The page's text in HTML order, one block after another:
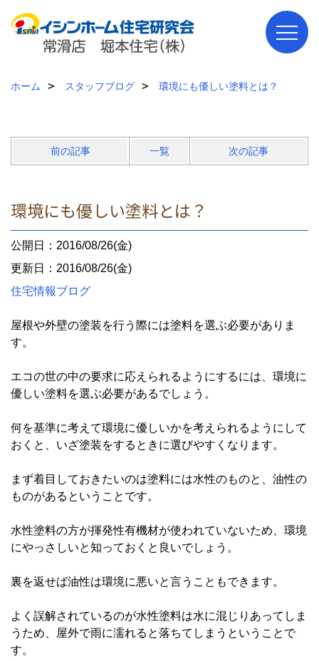
ホーム スタッフブログ 環境にも優しい塗料とは？
前の記事 一覧 次の記事
環境にも優しい塗料とは？
公開日：2016/08/26(金)
更新日：2016/08/26(金)
住宅情報ブログ
屋根や外壁の塗装を行う際には塗料を選ぶ必要がありま
す。
エコの世の中の要求に応えられるようにするには、環境に
優しい塗料を選ぶ必要があるでしょう。
何を基準に考えて環境に優しいかを考えられるようにして
おくと、いざ塗装をするときに選びやすくなります。
まず着目しておきたいのは塗料には水性のものと、油性の
ものがあるということです。
水性塗料の方が揮発性有機材が使われていないため、環境
にやっさしいと知っておくと良いでしょう。
裏を返せば油性は環境に悪いと言うこともできます。
よく誤解されているのが水性塗料は水に混じりあってしま
うため、屋外で雨に濡れると落ちてしまうということで
す。